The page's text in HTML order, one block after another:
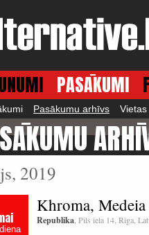
PASĀKUMI
Pasākumu arhīvs Vietas
2019
Khroma,
Republika , Pils iela 14, Riga,